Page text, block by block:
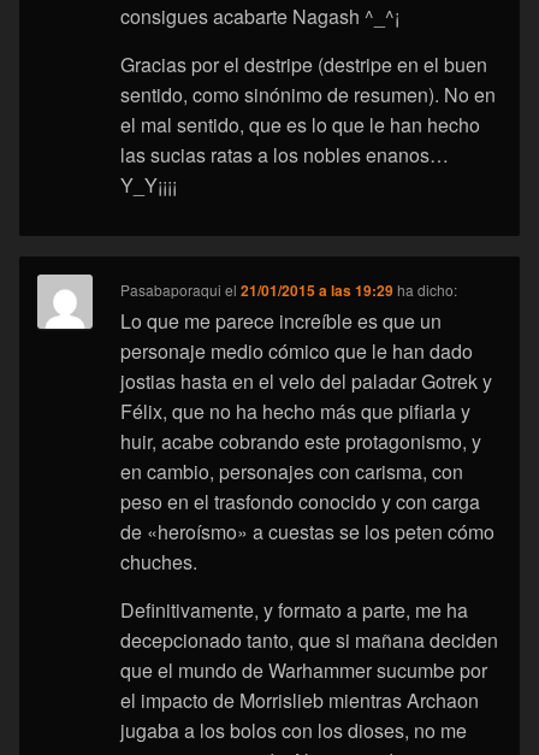
consigues acabarte Nagash ^_^¡
Gracias por el destripe (destripe en el buen
sentido, como sinónimo de resumen). No en
el mal sentido, que es lo que le han hecho
las sucias ratas a los nobles enanos…
Y_Y¡¡¡¡
Pasabaporaqui el21/01/2015 a las 19:29 ha dicho:
Lo que me parece increíble es que un
personaje medio cómico que le han dado
jostias hasta en el velo del paladar Gotrek y
Félix, que no ha hecho más que pifiarla y
huir, acabe cobrando este protagonismo, y
en cambio, personajes con carisma, con
peso en el trasfondo conocido y con carga
de «heroísmo» a cuestas se los peten cómo
chuches.
Definitivamente, y formato a parte, me ha
decepcionado tanto, que si mañana deciden
que el mundo de Warhammer sucumbe por
el impacto de Morrislieb mientras Archaon
jugaba a los bolos con los dioses, no me